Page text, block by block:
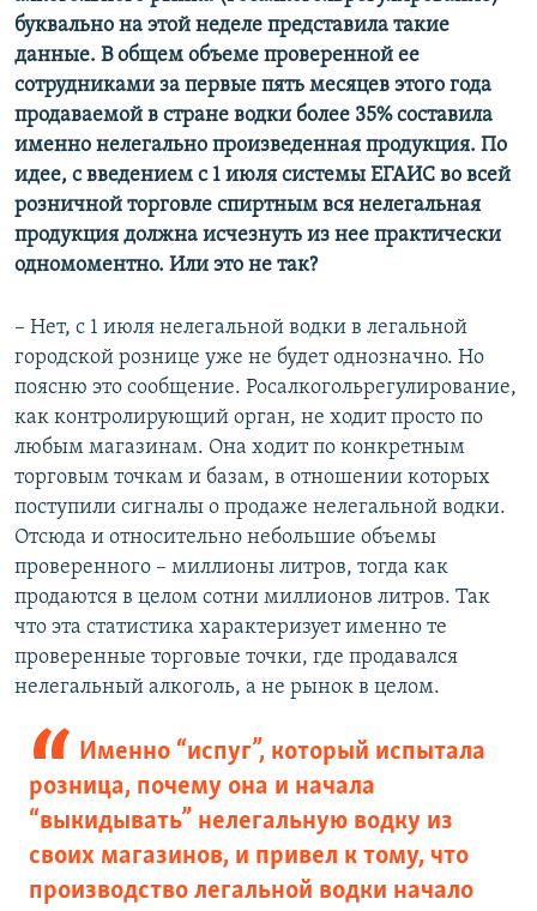
буквально на этой неделе представила такие
данные. В общем объеме проверенной ее
сотрудниками за первые пять месяцев этого года
продаваемой в стране водки более 35% составила
именно нелегально произведенная продукция. По
идее, с введением с 1 июля системы ЕГАИС во всей
розничной торговле спиртным вся нелегальная
продукция должна исчезнуть из нее практически
одномоментно. Или это не так?
– Нет, с 1 июля нелегальной водки в легальной
городской рознице уже не будет однозначно. Но
поясню это сообщение. Росалкогольрегулирование,
как контролирующий орган, не ходит просто по
любым магазинам. Она ходит по конкретным
торговым точкам и базам, в отношении которых
поступили сигналы о продаже нелегальной водки.
Отсюда и относительно небольшие объемы
проверенного – миллионы литров, тогда как
продаются в целом сотни миллионов литров. Так
что эта статистика характеризует именно те
проверенные торговые точки, где продавался
нелегальный алкоголь, а не рынок в целом.
Именно “испуг”, который испытала
розница, почему она и начала
“выкидывать” нелегальную водку из
своих магазинов, и привел к тому, что
производство легальной водки начало